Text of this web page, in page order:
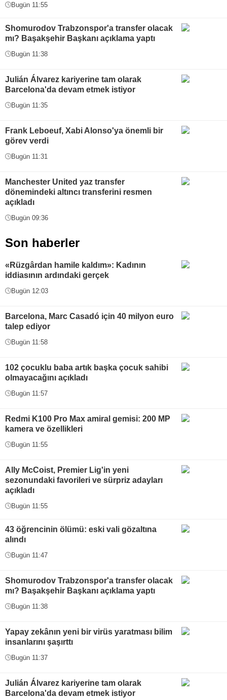
Bugün 11:55
Shomurodov Trabzonspor'a transfer olacak
mı? Başakşehir Başkanı açıklama yaptı
Bugün 11:38
Julián Álvarez kariyerine tam olarak
Barcelona'da devam etmek istiyor
Bugün 11:35
Frank Leboeuf, Xabi Alonso'ya önemli bir
görev verdi
Bugün 11:31
Manchester United yaz transfer
dönemindeki altıncı transferini resmen
açıkladı
Bugün 09:36
Son haberler
«Rüzgârdan hamile kaldım»: Kadının
iddiasının ardındaki gerçek
Bugün 12:03
Barcelona, Marc Casadó için 40 milyon euro
talep ediyor
Bugün 11:58
102 çocuklu baba artık başka çocuk sahibi
olmayacağını açıkladı
Bugün 11:57
Redmi K100 Pro Max amiral gemisi: 200 MP
kamera ve özellikleri
Bugün 11:55
Ally McCoist, Premier Lig'in yeni
sezonundaki favorileri ve sürpriz adayları
açıkladı
Bugün 11:55
43 öğrencinin ölümü: eski vali gözaltına
alındı
Bugün 11:47
Shomurodov Trabzonspor'a transfer olacak
mı? Başakşehir Başkanı açıklama yaptı
Bugün 11:38
Yapay zekânın yeni bir virüs yaratması bilim
insanlarını şaşırttı
Bugün 11:37
Julián Álvarez kariyerine tam olarak
Barcelona'da devam etmek istiyor